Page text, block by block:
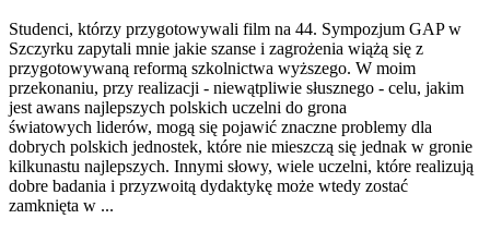
Studenci, którzy przygotowywali film na 44. Sympozjum GAP w
Szczyrku zapytali mnie jakie szanse i zagrożenia wiążą się z
przygotowywaną reformą szkolnictwa wyższego. W moim
przekonaniu, przy realizacji - niewątpliwie słusznego - celu, jakim
jest awans najlepszych polskich uczelni do grona
światowych liderów, mogą się pojawić znaczne problemy dla
dobrych polskich jednostek, które nie mieszczą się jednak w gronie
kilkunastu najlepszych. Innymi słowy, wiele uczelni, które realizują
dobre badania i przyzwoitą dydaktykę może wtedy zostać
zamknięta w ...